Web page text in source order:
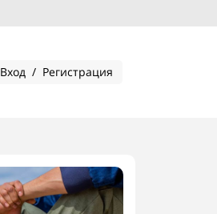
Вход / Регистрация